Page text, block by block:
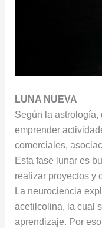
LUNA NUEVA
Según la astrología,
emprender
comerciales,
Esta fase lunar es
realizar proyectos y
La neurociencia
acetilcolina, la cual
aprendizaje. Por